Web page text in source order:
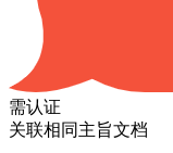
需认证
关联相同主旨文档